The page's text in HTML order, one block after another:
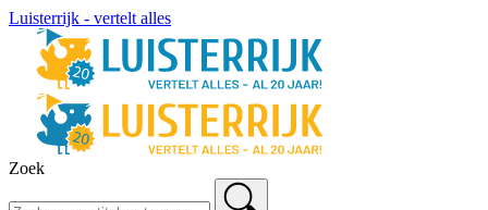
Luisterrijk - vertelt alles
Zoek